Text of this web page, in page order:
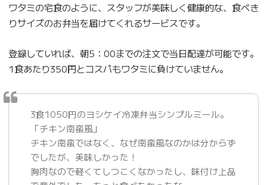
ワタミの宅食のように、スタッフが美味しく健康的な、食べき
りサイズのお弁当を届けてくれるサービスです。
登録していれば、朝5：00までの注文で当日配達が可能です。
1食あたり350円とコスパもワタミに負けていません。
3食1050円のヨシケイ冷凍弁当シンプルミール。
「チキン南蛮風」
チキン南蛮ではなく、なぜ南蛮風なのかは分からず
でしたが、美味しかった！
胸肉なので軽くてしつこくなかったし、味付け上品